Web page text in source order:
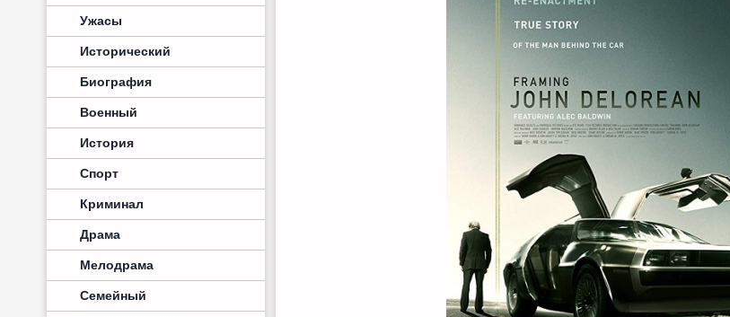
Ужасы
Исторический
Биография
Военный
История
Спорт
Криминал
Драма
Мелодрама
Семейный